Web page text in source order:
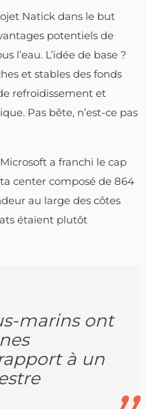
Natick dans le but
potentiels de
l’eau. L’idée de base ?
et stables des fonds
refroidissement et
Pas bête, n’est-ce pas
a franchi le cap
center composé de 864
au large des côtes
étaient plutôt
marins ont
à un